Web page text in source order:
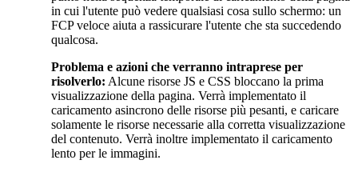
in cui l'utente può vedere qualsiasi cosa sullo schermo: un
FCP veloce aiuta a rassicurare l'utente che sta succedendo
qualcosa.
Problema e azioni che verranno intraprese per
risolverlo: Alcune risorse JS e CSS bloccano la prima
visualizzazione della pagina. Verrà implementato il
caricamento asincrono delle risorse più pesanti, e caricare
solamente le risorse necessarie alla corretta visualizzazione
del contenuto. Verrà inoltre implementato il caricamento
lento per le immagini.